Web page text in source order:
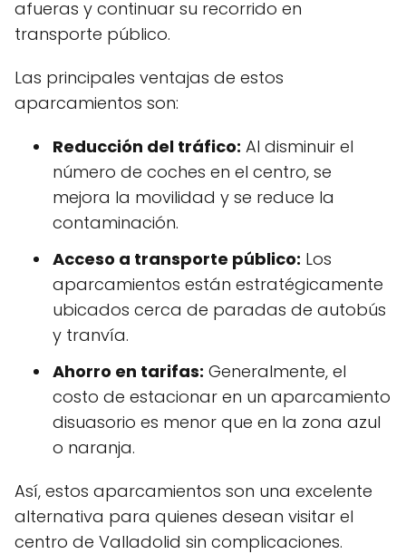
afueras y continuar su recorrido en
transporte público.
Las principales ventajas de estos
aparcamientos son:
Reducción del tráfico: Al disminuir el
número de coches en el centro, se
mejora la movilidad y se reduce la
contaminación.
Acceso a transporte público: Los
aparcamientos están estratégicamente
ubicados cerca de paradas de autobús
y tranvía.
Ahorro en tarifas: Generalmente, el
costo de estacionar en un aparcamiento
disuasorio es menor que en la zona azul
o naranja.
Así, estos aparcamientos son una excelente
alternativa para quienes desean visitar el
centro de Valladolid sin complicaciones.